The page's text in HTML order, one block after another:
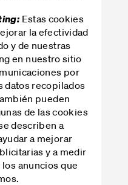
Estas cookies
la efectividad
y de nuestras
en nuestro sitio
por
datos recopilados
pueden
de las cookies
describen a
a mejorar
y a medir
anuncios que